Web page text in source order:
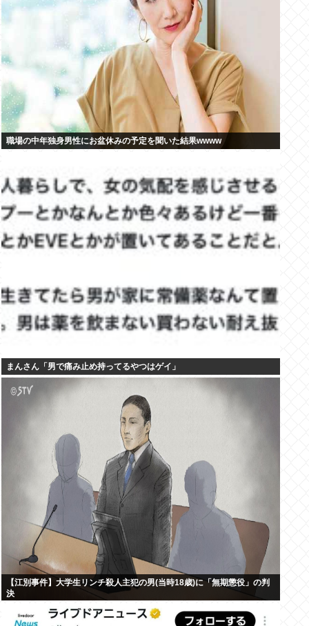
職場の中年独身男性にお盆休みの予定を聞いた結果wwww
まんさん「男で痛み止め持ってるやつはゲイ」
【江別事件】大学生リンチ殺人主犯の男(当時18歳)に「無期懲役」の判
決